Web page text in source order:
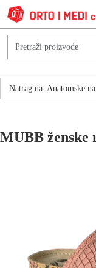
Natrag na: Anatomske
MUBB ženske